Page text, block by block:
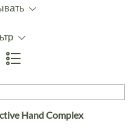
Hand Complex